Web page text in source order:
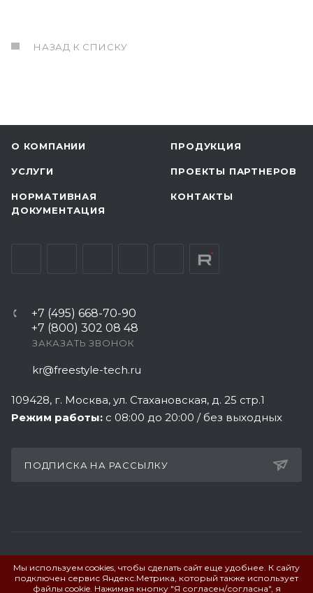
НАЗАД К СПИСКУ
О КОМПАНИИ ПРОДУКЦИЯ
УСЛУГИ ПРОЕКТЫ ПАРТНЕРОВ
НОРМАТИВНАЯ
ДОКУМЕНТАЦИЯ
КОНТАКТЫ
+7 (495) 668-70-90
+7 (800) 302 08 48
ЗАКАЗАТЬ ЗВОНОК
kr@freestyle-tech.ru
109428, г. Москва, ул. Стахановская, д. 25 стр.1
Режим работы: с 08:00 до 20:00 / без выходных
ПОДПИСКА НА РАССЫЛКУ
ПОЛИТИКА КОНФИДЕНЦИАЛЬНОСТИ
Мы используем cookies, чтобы сделать сайт еще удобнее. К сайту
подключен сервис Яндекс.Метрика, который также использует
файлы cookie. Нажимая кнопку "Я согласен/согласна", я